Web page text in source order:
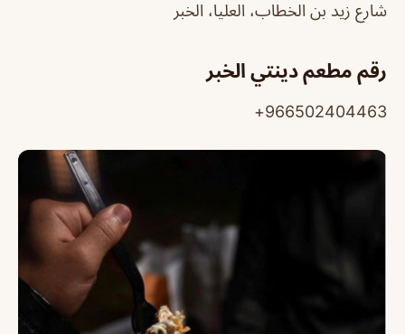
شارع زيد بن الخطاب، العليا، الخبر
رقم مطعم دينتي الخبر
966502404463+